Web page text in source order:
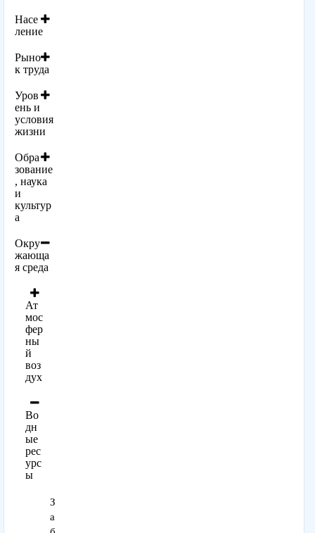
Насе
ление
Рыно
к труда
Уров
ень и
условия
жизни
Обра
зование
, наука
и
культур
а
Окру
жающа
я среда
Ат
мос
фер
ны
й
воз
дух
Во
дн
ые
рес
урс
ы
З
а